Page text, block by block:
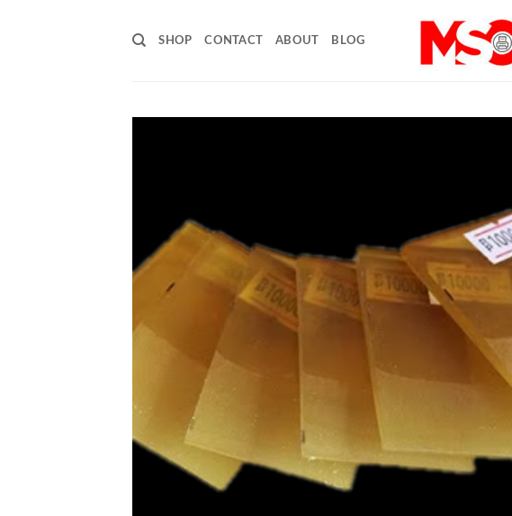
SHOP CONTACT ABOUT BLOG